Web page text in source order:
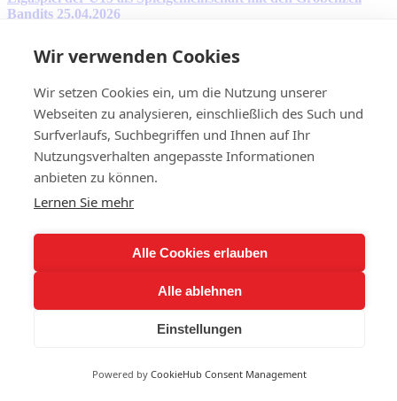
Bandits 25.04.2026
Fly-Balls vs Red Lions
Fly-Balls vs Red Lions
Nächstes Spiel U12
Sponsoren
Impressum
Wir verwenden Cookies
Wir setzen Cookies ein, um die Nutzung unserer
Webseiten zu analysieren, einschließlich des Such und
Surfverlaufs, Suchbegriffen und Ihnen auf Ihr
Nutzungsverhalten angepasste Informationen
anbieten zu können.
Lernen Sie mehr
Alle Cookies erlauben
Alle ablehnen
Einstellungen
Powered by CookieHub Consent Management